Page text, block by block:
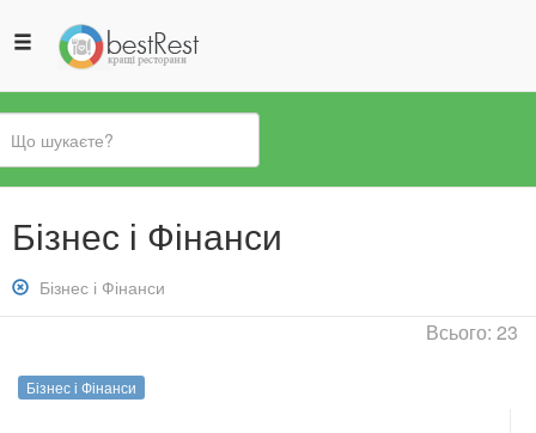
Ви
єБізнес і Фінанси
Зняти
фільтр:
Фінанси
Бізнес і Фінанси
Всього: 23
Бізнес і Фінанси